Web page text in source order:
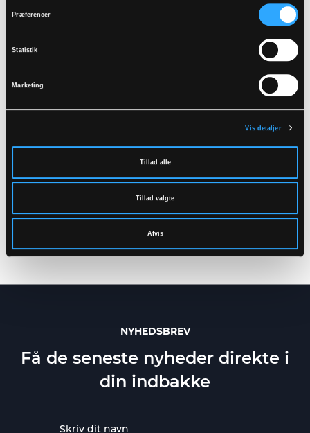
Præferencer
Statistik
Marketing
Vis detaljer
Tillad alle
Tillad valgte
Afvis
HI-VIS REGNJAKKE I
BRANDHÆMMENDE
HI-VIS REGNOVERALLS
NYHEDSBREV
Få de seneste nyheder direkte i
din indbakke